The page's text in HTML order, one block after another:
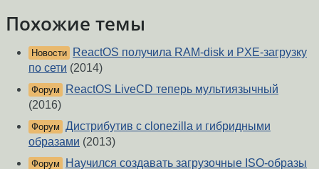
Похожие темы
Новости
ReactOS получила RAM-disk и PXE-загрузку
по сети (2014)
Форум
ReactOS LiveCD теперь мультиязычный
(2016)
Форум Дистрибутив с clonezilla и гибридными
образами (2013)
Форум
Научился создавать загрузочные ISO-образы